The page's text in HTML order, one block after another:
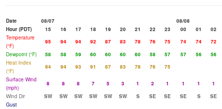
Date 08/07
08/08
Hour (PDT)
15 16 17 18 19 20 21 22 23 00 01
02
Temperature
(°F)
95 94 94 92 87 83 78 76 75 74 74
72
Dewpoint (°F)
58 58 59 60 60 60 60 58 57 57 56
56
Heat Index
(°F)
94 94 93 91 87 83 78 76
75
Surface Wind
(mph)
8 8 8 7 5 3 1 2 1 1 1
1
Wind Dir
SW SW SW SW SW SW S SE SE SE S
SE
Gust